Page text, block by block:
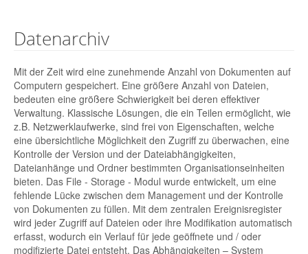
Datenarchiv
Mit der Zeit wird eine zunehmende Anzahl von Dokumenten auf
Computern gespeichert. Eine größere Anzahl von Dateien,
bedeuten eine größere Schwierigkeit bei deren effektiver
Verwaltung. Klassische Lösungen, die ein Teilen ermöglicht, wie
z.B. Netzwerklaufwerke, sind frei von Eigenschaften, welche
eine übersichtliche Möglichkeit den Zugriff zu überwachen, eine
Kontrolle der Version und der Dateiabhängigkeiten,
Dateianhänge und Ordner bestimmten Organisationseinheiten
bieten. Das File - Storage - Modul wurde entwickelt, um eine
fehlende Lücke zwischen dem Management und der Kontrolle
von Dokumenten zu füllen. Mit dem zentralen Ereignisregister
wird jeder Zugriff auf Dateien oder ihre Modifikation automatisch
erfasst, wodurch ein Verlauf für jede geöffnete und / oder
modifizierte Datei entsteht. Das Abhängigkeiten – System